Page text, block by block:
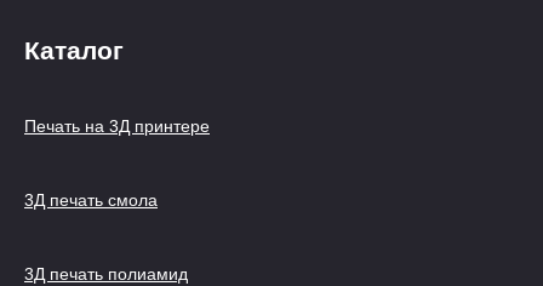
Каталог
Печать на 3Д принтере
3Д печать смола
3Д печать полиамид